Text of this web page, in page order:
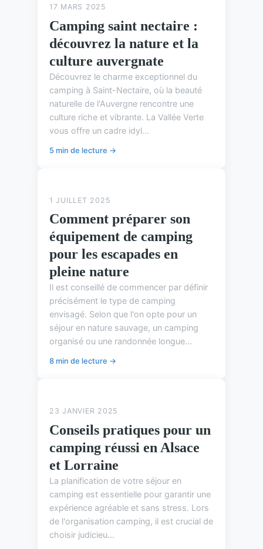
17 MARS 2025
Camping saint nectaire :
découvrez la nature et la
culture auvergnate
Découvrez le charme exceptionnel du
camping à Saint-Nectaire, où la beauté
naturelle de l'Auvergne rencontre une
culture riche et vibrante. La Vallée Verte
vous offre un cadre idyl...
5 min de lecture →
1 JUILLET 2025
Comment préparer son
équipement de camping
pour les escapades en
pleine nature
Il est conseillé de commencer par définir
précisément le type de camping
envisagé. Selon que l'on opte pour un
séjour en nature sauvage, un camping
organisé ou une randonnée longue...
8 min de lecture →
23 JANVIER 2025
Conseils pratiques pour un
camping réussi en Alsace
et Lorraine
La planification de votre séjour en
camping est essentielle pour garantir une
expérience agréable et sans stress. Lors
de l'organisation camping, il est crucial de
choisir judicieu...